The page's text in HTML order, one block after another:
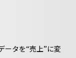
ータを“売上”に変